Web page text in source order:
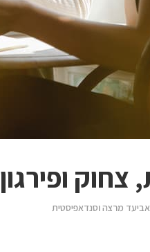
ופירגון
מרצה וסנדאפיסטית